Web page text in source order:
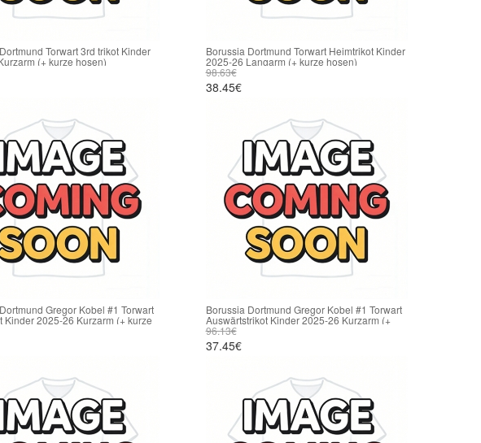
Torwart 3rd trikot Kinder
(+ kurze hosen)
Borussia Dortmund Torwart Heimtrikot Kinder
2025-26 Langarm (+ kurze hosen)
98.63€
38.45€
Gregor Kobel #1 Torwart
Kinder 2025-26 Kurzarm (+ kurze
Borussia Dortmund Gregor Kobel #1 Torwart
Auswärtstrikot Kinder 2025-26 Kurzarm (+
kurze hosen)
96.13€
37.45€